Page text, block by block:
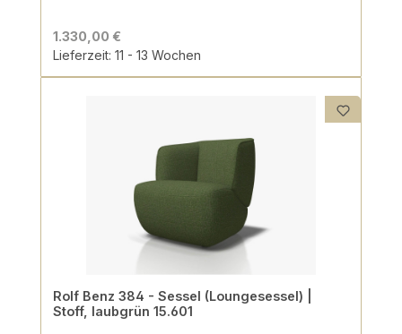
1.330,00 €
Lieferzeit: 11 - 13 Wochen
Rolf Benz 384 - Sessel (Loungesessel) |
Stoff, laubgrün 15.601